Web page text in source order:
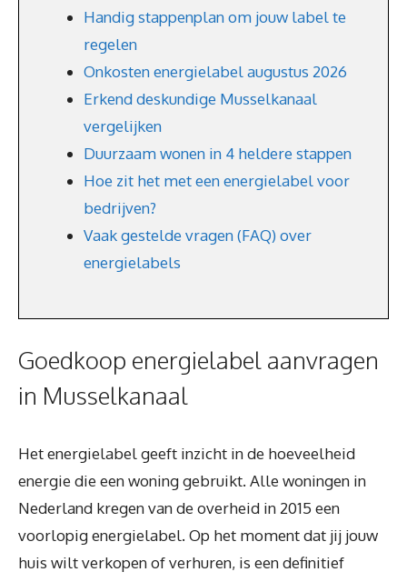
Handig stappenplan om jouw label te
regelen
Onkosten energielabel augustus 2026
Erkend deskundige Musselkanaal
vergelijken
Duurzaam wonen in 4 heldere stappen
Hoe zit het met een energielabel voor
bedrijven?
Vaak gestelde vragen (FAQ) over
energielabels
Goedkoop energielabel aanvragen
in Musselkanaal
Het energielabel geeft inzicht in de hoeveelheid
energie die een woning gebruikt. Alle woningen in
Nederland kregen van de overheid in 2015 een
voorlopig energielabel. Op het moment dat jij jouw
huis wilt verkopen of verhuren, is een definitief